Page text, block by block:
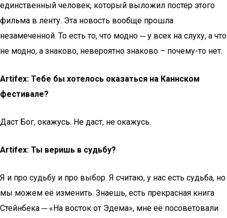
единственный человек, который выложил постер этого
фильма в ленту. Эта новость вообще прошла
незамеченной. То есть то, что модно ─ у всех на слуху, а что
не модно, а знаково, невероятно знаково – почему-то нет.
Artifex: Тебе бы хотелось оказаться на Каннском
фестивале?
Даст Бог, окажусь. Не даст, не окажусь.
Artifex: Ты веришь в судьбу?
Я и про судьбу и про выбор. Я считаю, у нас есть судьба, но
мы можем её изменить. Знаешь, есть прекрасная книга
Стейнбека ─ «На восток от Эдема», мне её посоветовали